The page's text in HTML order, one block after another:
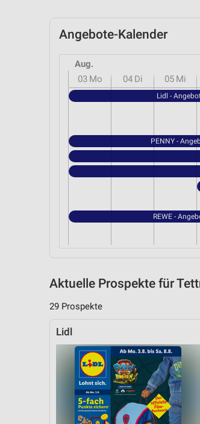
Angebote-Kalender
Aug.
03 Mo 04 Di 05 Mi
Lidl -
PENNY -
REWE -
Aktuelle Prospekte für
29 Prospekte
Lidl